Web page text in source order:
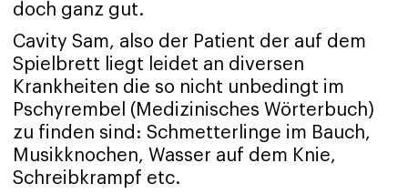
doch ganz gut.
Cavity Sam, also der Patient der auf dem
Spielbrett liegt leidet an diversen
Krankheiten die so nicht unbedingt im
Pschyrembel (Medizinisches Wörterbuch)
zu finden sind: Schmetterlinge im Bauch,
Musikknochen, Wasser auf dem Knie,
Schreibkrampf etc.